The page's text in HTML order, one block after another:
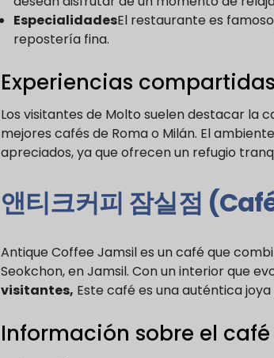
EspecialidadesEl restaurante es
repostería fina.
Experiencias
Los visitantes de Molto suelen destacar la
mejores cafés de Roma o Milán. El
apreciados, ya que ofrecen un refugio
앤티크커피 잠실점
Antique Coffee Jamsil es un café que
Seokchon, en Jamsil. Con un interior que
visitantes, Este café es una auténtica
Información sobre el